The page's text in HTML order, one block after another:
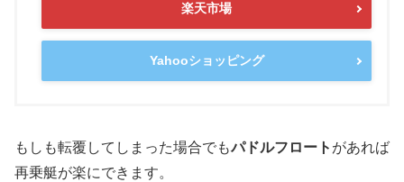
楽天市場
Yahooショッピング
もしも転覆してしまった場合でもパドルフロート があれば
再乗艇が楽にできます。